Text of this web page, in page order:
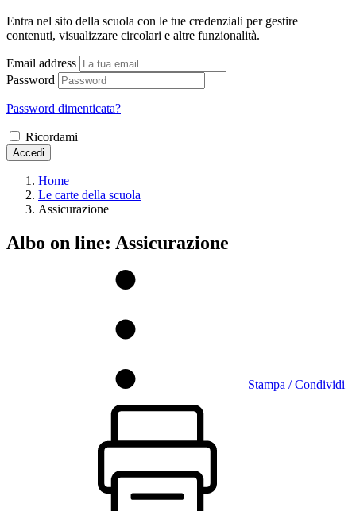
Entra nel sito della scuola con le tue credenziali per gestire
contenuti, visualizzare circolari e altre funzionalità.
Email address
Password
Password dimenticata?
Ricordami
Accedi
Home
Le carte della scuola
Assicurazione
Albo on line: Assicurazione
Stampa / Condividi